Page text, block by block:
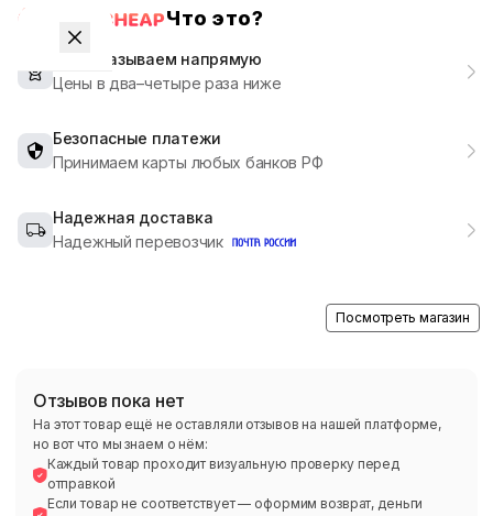
Что это?
Мы заказываем напрямую
Цены в два–четыре раза ниже
Безопасные платежи
Принимаем карты любых банков РФ
Надежная доставка
Надежный перевозчик
Посмотреть магазин
Отзывов пока нет
На этот товар ещё не оставляли отзывов на нашей платформе,
но вот что мы знаем о нём:
Каждый товар проходит визуальную проверку перед
отправкой
Если товар не соответствует — оформим возврат, деньги